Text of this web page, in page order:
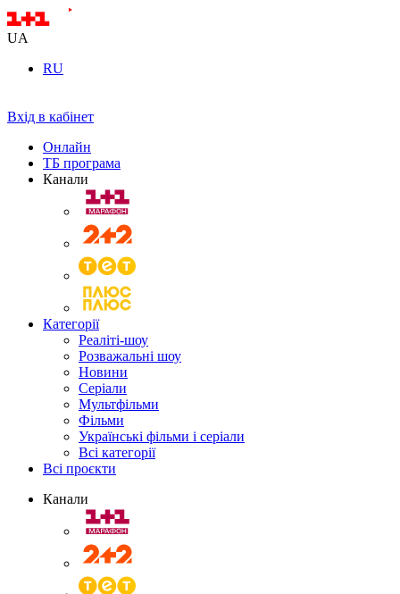
UA
RU
Вхід в кабінет
Онлайн
ТБ програма
Канали
Категорії
Реаліті-шоу
Розважальні шоу
Новини
Серіали
Мультфільми
Фільми
Українські фільми і серіали
Всі категорії
Всі проєкти
Канали